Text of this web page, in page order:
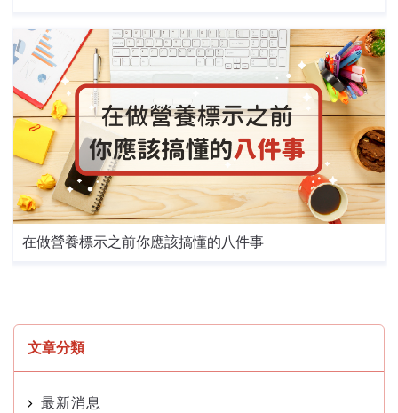
在做營養標示之前你應該搞懂的八件事
文章分類
最新消息